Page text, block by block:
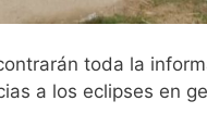
toda la
a los eclipses en